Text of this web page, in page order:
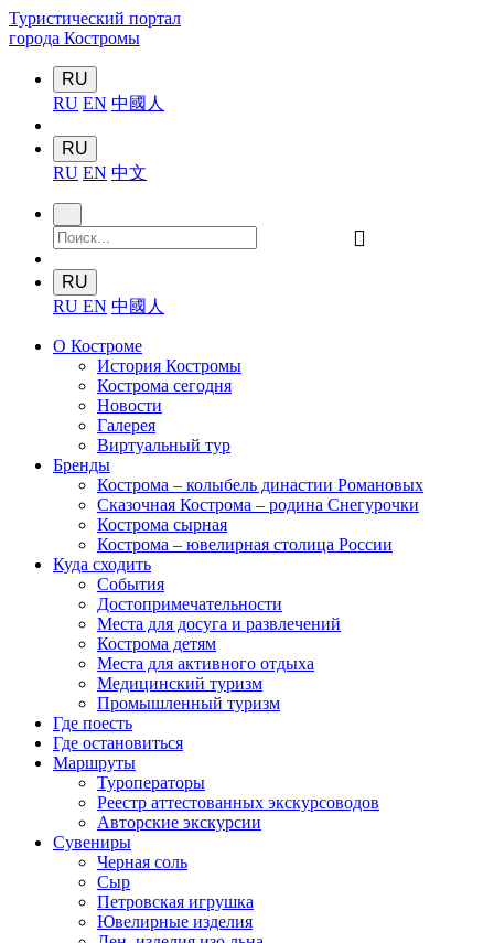
Туристический портал
города Костромы
RU
RU EN 中國人
RU
RU EN 中文
󰍉
RU
RU EN 中國人
О Костроме
История Костромы
Кострома сегодня
Новости
Галерея
Виртуальный тур
Бренды
Кострома – колыбель династии Романовых
Сказочная Кострома – родина Снегурочки
Кострома сырная
Кострома – ювелирная столица России
Куда сходить
События
Достопримечательности
Места для досуга и развлечений
Кострома детям
Места для активного отдыха
Медицинский туризм
Промышленный туризм
Где поесть
Где остановиться
Маршруты
Туроператоры
Реестр аттестованных экскурсоводов
Авторские экскурсии
Сувениры
Черная соль
Сыр
Петровская игрушка
Ювелирные изделия